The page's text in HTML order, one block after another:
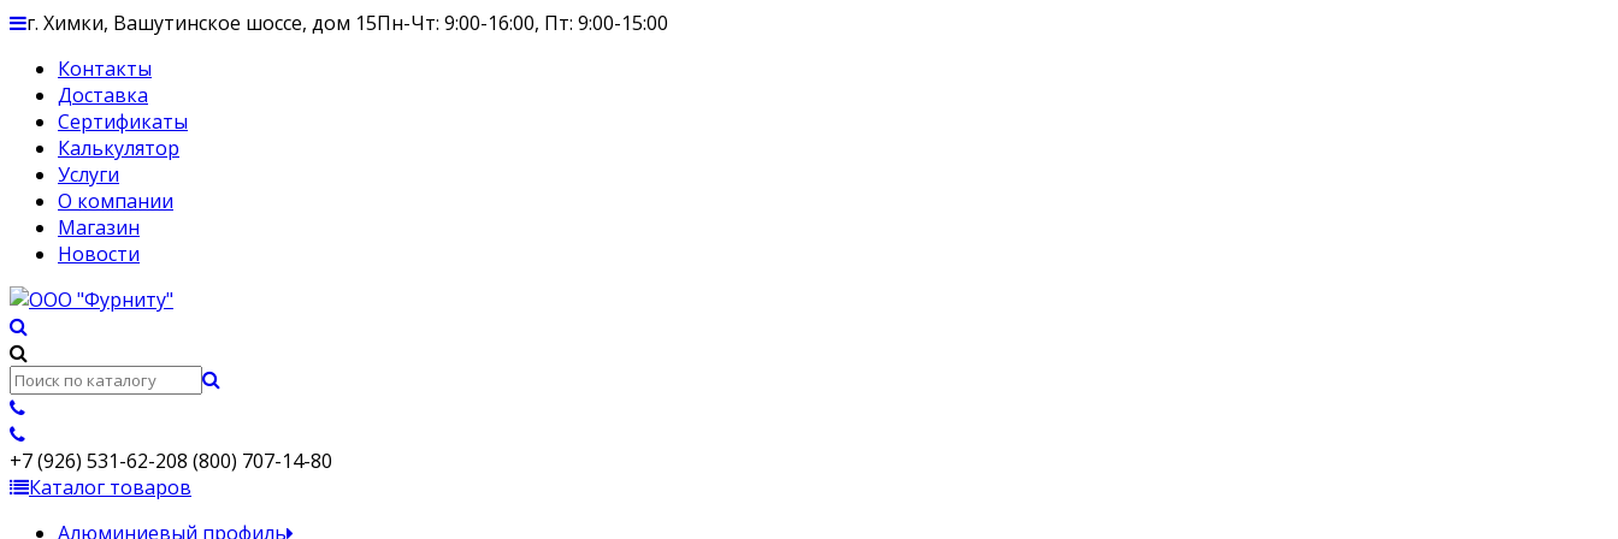
г. Химки, Вашутинское шоссе, дом 15Пн-Чт: 9:00-16:00, Пт: 9:00-15:00
Контакты
Доставка
Сертификаты
Калькулятор
Услуги
О компании
Магазин
Новости
+7 (926) 531-62-208 (800) 707-14-80
Каталог товаров
Алюминиевый профиль